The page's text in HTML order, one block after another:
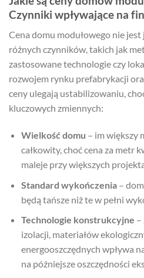
Czynniki wpływające na
Cena domu modułowego nie
różnych czynników, takich jak
zastosowane technologie czy
rozwojem rynku prefabrykacji
ceny ulegają ustabilizowaniu,
kluczowych zmiennych:
Wielkość domu – im większy
całkowity, choć cena za metr
maleje przy większych
Standard wykończenia–
będą tańsze niż te w pełni
Technologie konstrukcyjne –
izolacji, materiałów
energooszczędnych wpływa
na późniejsze oszczędności